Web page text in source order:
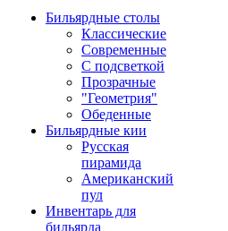
Бильярдные столы
Классические
Современные
С подсветкой
Прозрачные
"Геометрия"
Обеденные
Бильярдные кии
Русская
пирамида
Американский
пул
Инвентарь для
бильярда